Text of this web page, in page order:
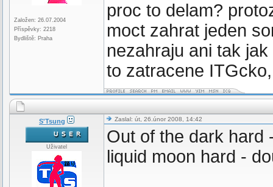
Založen: 26.07.2004
Příspěvky: 2218
Bydliště: Praha
proc to delam?
moct zahrat jeden
nezahraju ani tak
to zatracene
S'Tsung
Uživatel
Zaslal: út, 26.únor 2008, 14:42
Out of the dark hard
liquid moon hard -